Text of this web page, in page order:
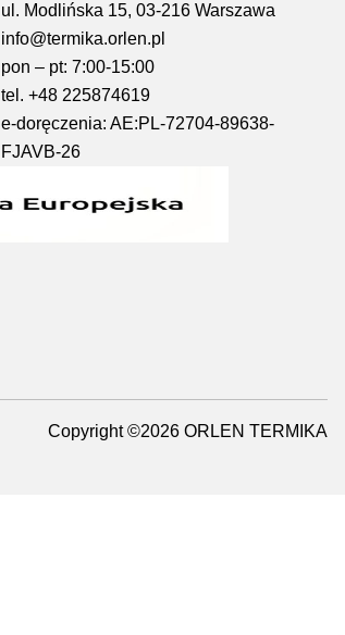
ul. Modlińska 15, 03-216 Warszawa
info@termika.orlen.pl
pon – pt: 7:00-15:00
tel. +48 225874619
e-doręczenia: AE:PL-72704-89638-
FJAVB-26
Copyright ©2026 ORLEN TERMIKA